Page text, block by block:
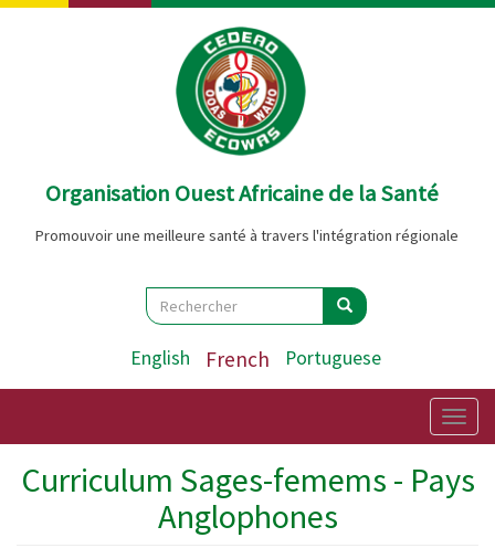
Aller
Organisation Ouest Africaine de la Santé
Promouvoir une meilleure santé à travers l'intégration régionale
Search
Rechercher Rechercher
English French Portuguese
Curriculum Sages-femems - Pays
Anglophones